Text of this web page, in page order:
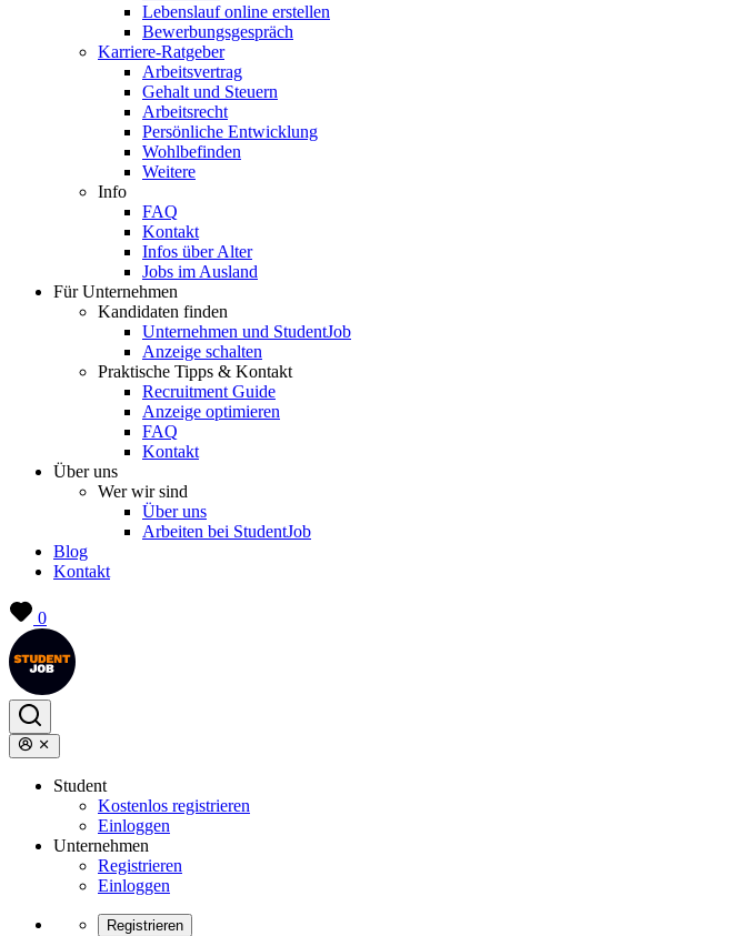
Lebenslauf online erstellen
Bewerbungsgespräch
Karriere-Ratgeber
Arbeitsvertrag
Gehalt und Steuern
Arbeitsrecht
Persönliche Entwicklung
Wohlbefinden
Weitere
Info
FAQ
Kontakt
Infos über Alter
Jobs im Ausland
Für Unternehmen
Kandidaten finden
Unternehmen und StudentJob
Anzeige schalten
Praktische Tipps & Kontakt
Recruitment Guide
Anzeige optimieren
FAQ
Kontakt
Über uns
Wer wir sind
Über uns
Arbeiten bei StudentJob
Blog
Kontakt
0
Student
Kostenlos registrieren
Einloggen
Unternehmen
Registrieren
Einloggen
Registrieren